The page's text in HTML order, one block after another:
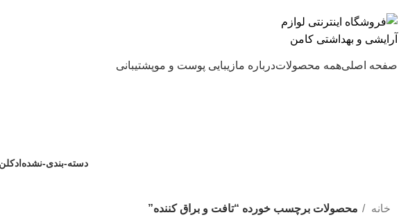
صفحه اصلیهمه محصولاتدرباره مازیبایی پوست و موپشتیبانی
دسته-بندی-نشده
خانه محصولات برچسب خورده “تافت و براق کننده”